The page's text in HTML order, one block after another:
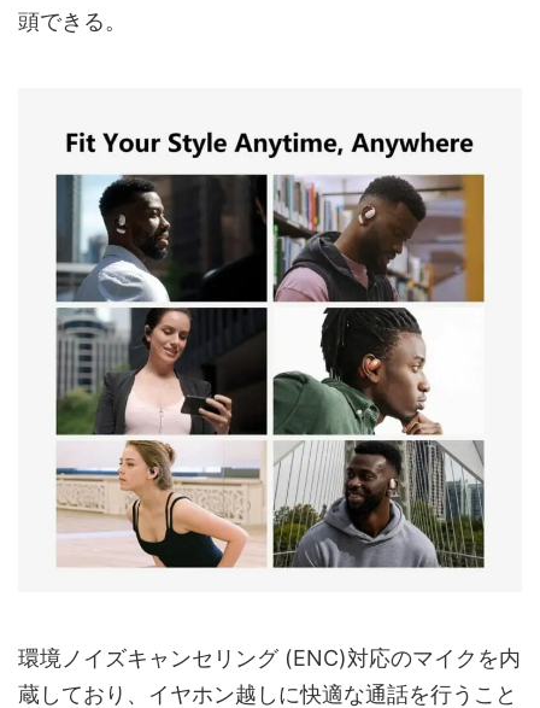
頭できる。
環境ノイズキャンセリング (ENC)対応のマイクを内
蔵しており、イヤホン越しに快適な通話を行うこと